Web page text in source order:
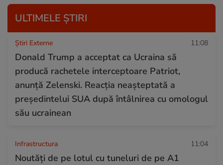
ULTIMELE ȘTIRI
Știri Externe 11:08
Donald Trump a acceptat ca Ucraina să
producă rachetele interceptoare Patriot,
anunță Zelenski. Reacția neașteptată a
președintelui SUA după întâlnirea cu omologul
său ucrainean
Infrastructura 11:04
Noutăți de pe lotul cu tuneluri de pe A1